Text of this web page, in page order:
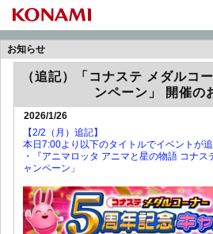
お知らせ
（追記）「コナステ メダルコ
ンペーン」 開催の
2026/1/26
【2/2（月）追記】
本日7:00より以下のタイトルでイベントが追
・『アニマロッタ アニマと星の物語 コナ
ャンペーン」